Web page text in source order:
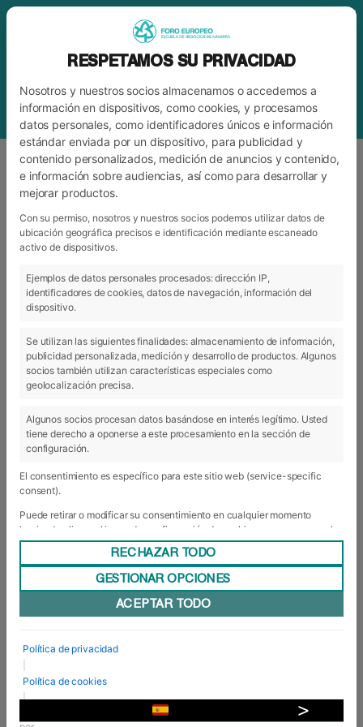
ETIQUETADEPORTISTA CUBANO
29 Ene 2021
Waterpolo con acento cubano
El deportista cubano y jugador del club
Waterpolo Navarra, Girlado Carales, ha
Larraina y excapitán del WP Navarra, Asier
Enseñanza y Animación Sociodeportiva de ...
VER MÁS
RESPETAMOS SU PRIVACIDAD
Nosotros y nuestros socios almacenamos o accedemos a
información en dispositivos, como cookies, y procesamos
datos personales, como identificadores únicos e información
estándar enviada por un dispositivo, para publicidad y
contenido personalizados, medición de anuncios y contenido,
e información sobre audiencias, así como para desarrollar y
mejorar productos.
Con su permiso, nosotros y nuestros socios podemos utilizar datos de
ubicación geográfica precisos e identificación mediante escaneado
activo de dispositivos.
Ejemplos de datos personales procesados: dirección IP,
identificadores de cookies, datos de navegación, información del
dispositivo.
Se utilizan las siguientes finalidades: almacenamiento de información,
publicidad personalizada, medición y desarrollo de productos. Algunos
socios también utilizan características especiales como
geolocalización precisa.
Algunos socios procesan datos basándose en interés legítimo. Usted
tiene derecho a oponerse a este procesamiento en la sección de
configuración.
El consentimiento es específico para este sitio web (service-specific
consent).
Puede retirar o modificar su consentimiento en cualquier momento
haciendo clic en el icono de configuración de cookies que aparece en la
esquina de la pantalla.
Utilizamos 1 socios. Ver lista completa de socios
RECHAZAR TODO
GESTIONAR OPCIONES
ACEPTAR TODO
Política de privacidad
Política de cookies
|